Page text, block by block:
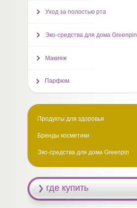
Уход за полостью рта
Эко-средства для дома Greenpin
Макияж
Парфюм
Продукты для здоровья
Бренды косметики
Эко-средства для дома Greenpin
где купить